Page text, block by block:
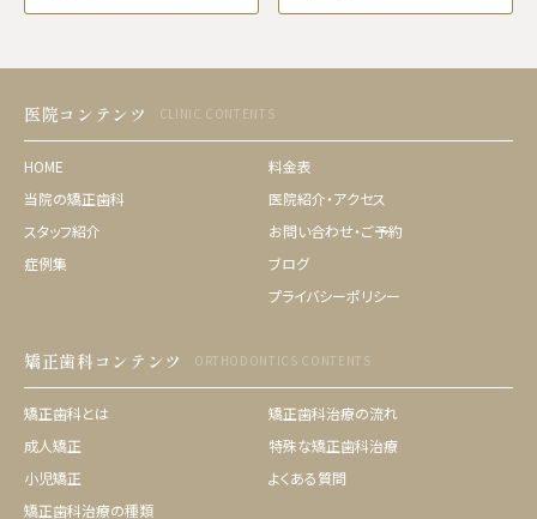
医院コンテンツ CLINIC CONTENTS
HOME
料金表
当院の矯正歯科
医院紹介・アクセス
スタッフ紹介
お問い合わせ・ご予約
症例集
ブログ
プライバシーポリシー
矯正歯科コンテンツ ORTHODONTICS CONTENTS
矯正歯科とは
矯正歯科治療の流れ
成人矯正
特殊な矯正歯科治療
小児矯正
よくある質問
矯正歯科治療の種類